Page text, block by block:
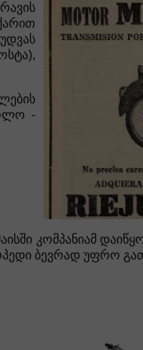
-
კომპანიამ
ბევრად უფრო